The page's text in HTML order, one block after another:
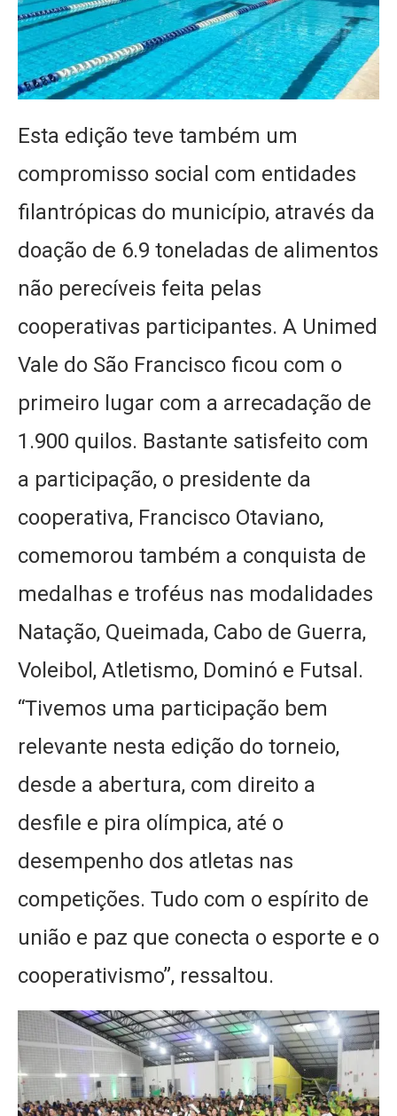
Esta edição teve também um
compromisso social com entidades
filantrópicas do município, através da
doação de 6.9 toneladas de alimentos
não perecíveis feita pelas
cooperativas participantes. A Unimed
Vale do São Francisco ficou com o
primeiro lugar com a arrecadação de
1.900 quilos. Bastante satisfeito com
a participação, o presidente da
cooperativa, Francisco Otaviano,
comemorou também a conquista de
medalhas e troféus nas modalidades
Natação, Queimada, Cabo de Guerra,
Voleibol, Atletismo, Dominó e Futsal.
“Tivemos uma participação bem
relevante nesta edição do torneio,
desde a abertura, com direito a
desfile e pira olímpica, até o
desempenho dos atletas nas
competições. Tudo com o espírito de
união e paz que conecta o esporte e o
cooperativismo”, ressaltou.